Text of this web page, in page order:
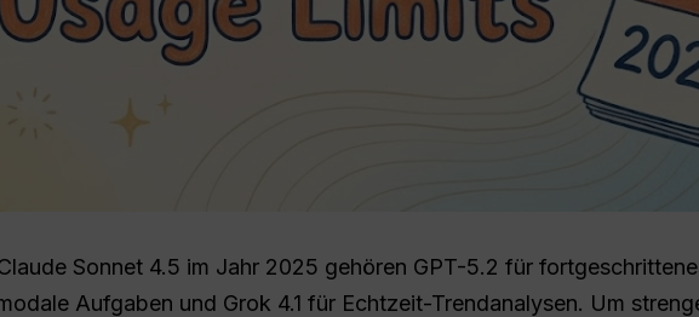
Sonnet 4.5 im Jahr 2025 gehören GPT-5.2 für
Aufgaben und Grok 4.1 für Echtzeit-Trendanalysen. Um